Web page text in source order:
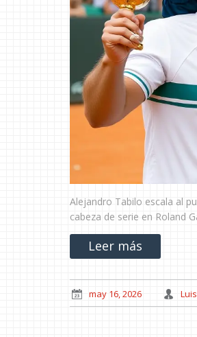
Alejandro Tabilo escala al
cabeza de serie en Roland
Leer más
may 16, 2026